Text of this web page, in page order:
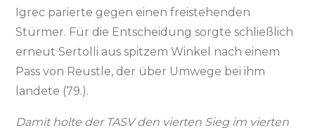
Igrec parierte gegen einen freistehenden
Stürmer. Für die Entscheidung sorgte schließlich
erneut Sertolli aus spitzem Winkel nach einem
Pass von Reustle, der über Umwege bei ihm
landete (79.).
Damit holte der TASV den vierten Sieg im vierten